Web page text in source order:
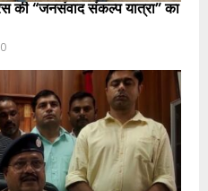
की “जनसंवाद संकल्प यात्रा” का
0